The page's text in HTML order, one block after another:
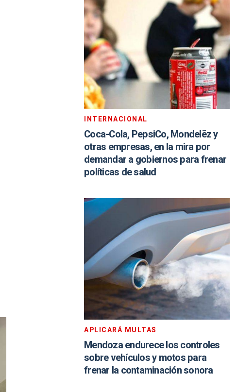
INTERNACIONAL
Coca-Cola, PepsiCo, Mondelēz y
otras empresas, en la mira por
demandar a gobiernos para frenar
políticas de salud
APLICARÁ MULTAS
Mendoza endurece los controles
sobre vehículos y motos para
frenar la contaminación sonora